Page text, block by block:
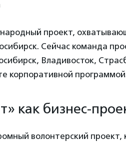
проект,
Сейчас команда
Владивосток,
корпоративной
как бизнес-
волонтерский проект,